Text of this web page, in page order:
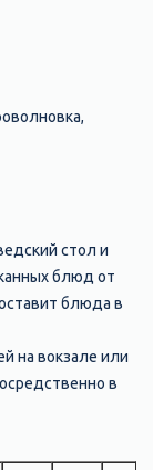
стол и
блюд от
блюда в
на вокзале или
в